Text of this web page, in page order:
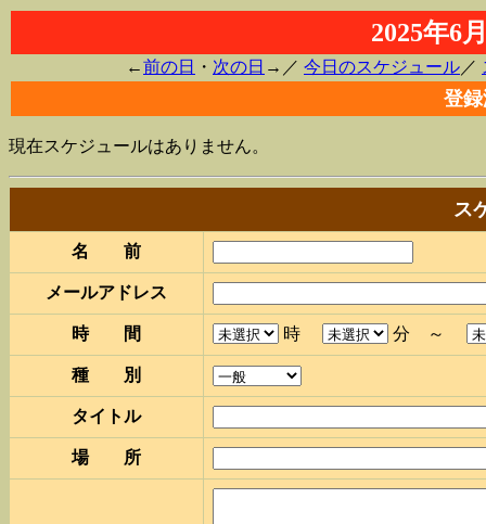
2025年6
←前の日 ・ 次の日 →／ 今日のスケジュール ／
登
現在スケジュールはありません。
ス
名 前
メールアドレス
時 間 時 分 ～
種 別
タイトル
場 所